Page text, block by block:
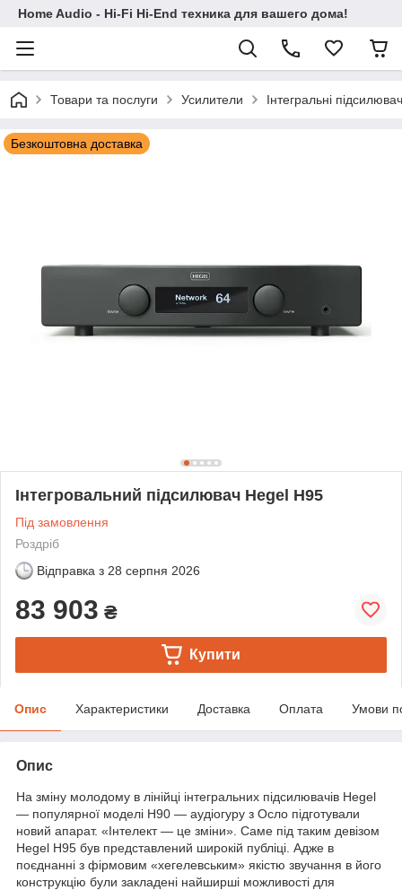
Home Audio - Hi-Fi Hi-End техника для вашего дома!
Товари та послуги Усилители Інтегральні
Безкоштовна доставка
Інтегровальний підсилювач Hegel H95
Під замовлення
Роздріб
Відправка з 28 серпня 2026
83 903 ₴
Купити
Опис Характеристики Доставка Оплата Умови
Опис
На зміну молодому в лінійці інтегральних підсилювачів Hegel
— популярної моделі H90 — аудіогуру з Осло підготували
новий апарат. «Інтелект — це зміни». Саме під таким девізом
Hegel H95 був представлений широкій публіці. Адже в
поєднанні з фірмовим «хегелевським» якістю звучання в його
конструкцію були закладені найширші можливості для